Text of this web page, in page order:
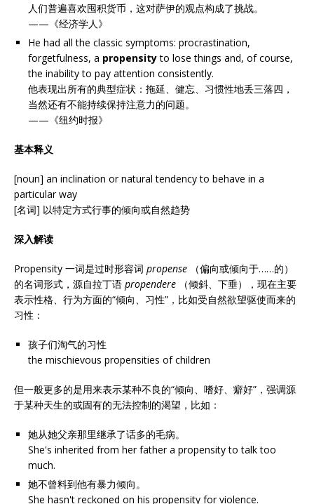
人们普遍喜欢囤积货币，这对萨伊的观点构成了挑战。
——《经济学人》
He had all the classic symptoms: procrastination,
forgetfulness, a propensityto lose things and, of course,
the inability to pay attention consistently.
他表现出所有的典型症状：拖延、健忘、习惯性地丢三落四，
当然还有不能持续保持注意力的问题。
——《纽约时报》
基本释义
[noun] an inclination or natural tendency to behave in a
particular way
[名词] 以特定方式行事的倾向或自然趋势
深入解读
Propensity 一词是过时形容词 propense （偏向或倾向于……的）
的名词形式，源自拉丁语 propendere （倾斜、下垂），现在主要
表示性格、行为方面的“倾向、习性”，比如受自然欲望驱使而来的
习性：
孩子们淘气的习性
the mischievous propensities of children
但一般更多的是用来表示某种不良的“倾向、嗜好、癖好”，强调源
于某种天生的或固有的无法控制的渴望，比如：
她从她父亲那里继承了话多的毛病。
She's inherited from her father a propensity to talk too
much.
她不曾料到他有暴力倾向。
She hasn't reckoned on his propensity for violence.